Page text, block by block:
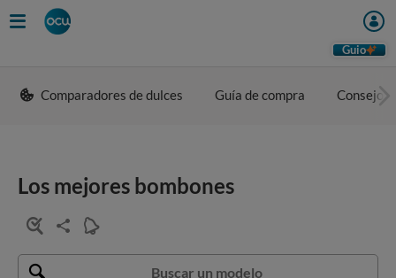
Guio
Comparadores de dulces Guía de compra Consejos
Los mejores bombones